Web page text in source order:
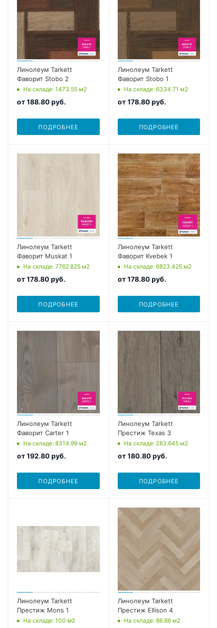
Линолеум Tarkett
Фаворит Stobo 2
На складе: 1473.55 м2
от188.80 руб.
ПОДРОБНЕЕ
Линолеум Tarkett
Фаворит Stobo 1
На складе: 6334.71 м2
от178.80 руб.
ПОДРОБНЕЕ
Линолеум Tarkett
Фаворит Muskat 1
На складе: 7762.825 м2
от178.80 руб.
ПОДРОБНЕЕ
Линолеум Tarkett
Фаворит Kvebek 1
На складе: 6823.425 м2
от178.80 руб.
ПОДРОБНЕЕ
Линолеум Tarkett
Фаворит Carter 1
На складе: 8314.99 м2
от192.80 руб.
ПОДРОБНЕЕ
Линолеум Tarkett
Престиж Texas 3
На складе: 283.645 м2
от180.80 руб.
ПОДРОБНЕЕ
Линолеум Tarkett
Престиж Mons 1
На складе: 100 м2
Линолеум Tarkett
Престиж Ellison 4
На складе: 86.86 м2